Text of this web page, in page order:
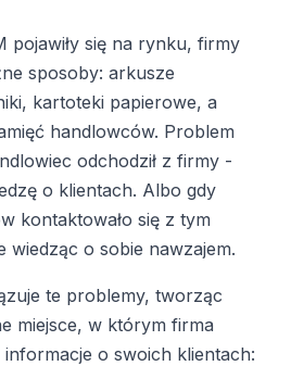
pojawiły się na rynku, firmy
sposoby: arkusze
kartoteki papierowe, a
handlowców. Problem
odchodził z firmy -
o klientach. Albo gdy
kontaktowało się z tym
wiedząc o sobie nawzajem.
te problemy, tworząc
miejsce, w którym firma
o swoich klientach: